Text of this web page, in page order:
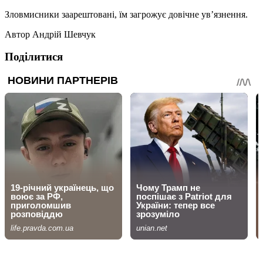
Зловмисники заарештовані, їм загрожує довічне ув’язнення.
Автор Андрій Шевчук
Поділитися